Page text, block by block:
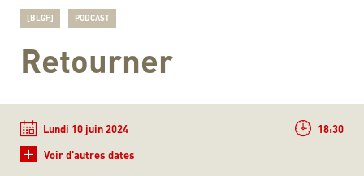
[BLGF] PODCAST
Retourner
Lundi 10 juin 2024 18:30
+ Voir d'autres dates